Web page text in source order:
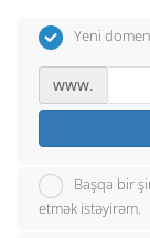
Yeni
www.
Başqa bir
etmək istəyirəm.